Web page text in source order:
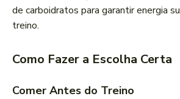
de carboidratos para garantir energia
treino.
Como Fazer a Escolha Certa
Comer Antes do Treino